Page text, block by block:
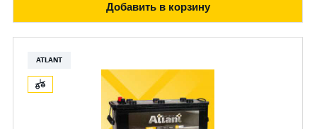
Добавить в корзину
ATLANT